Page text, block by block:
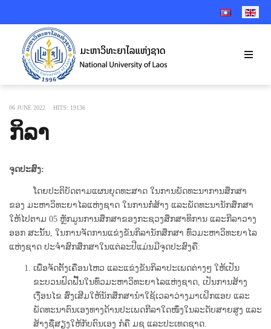
SELECT YOUR
06 JUNE 2022 HITS: 19136
ກິລາ
ຈຸດປະສົງ:
ໂດຍປະຕິບັດຕາມແຜນຍຸດທະສາດ ໃນການພັດທະນາການສຶກສາ
ຂອງ ມະຫາວິທະຍາໄລແຫ່ງຊາດ ໃນການກໍ່ສ້າງ ແລະພັດທະນານັກສຶກສາ
ໃຫ້ໄປຕາມ 05 ຫຼັກມູນການສຶກສາຂອງກະຊວງສຶກສາທິການ ແລະກີລາວາງ
ອອກ ສະນັ້ນ, ໃນການຈັດການແຂ່ງຂັນກິລານັກສຶກສາ ທົ່ວມະຫາວິທະຍາໄລ
ແຫ່ງຊາດ ປະຈຳສົກສຶກສາໃນແຕ່ລະປີແມ່ນມີຈຸດປະສົງຄື:
ເພື່ອຈັດຕັ້ງເຄື່ອນໄຫວ ແລະແຂ່ງຂັນກິລາປະເພດຕ່າງໆ ໃຫ້ເປັນ
ຂະບວນຟົດຟື້ນໃນທົ່ວມະຫາວິທະຍາໄລແຫ່ງຊາດ, ເປັນການສ້າງ
ເງື່ອນໄຂ ສົ່ງເສີມໃຫ້ນັກສຶກສານໍາໃຊ້ເວລາວ່າງມາເຝິກແອບ ແລະ
ພັດທະນາຕົນເອງທາງດ້ານປະເພດກີລາໃດໜຶ່ງໃນລະດັບສາຍສູງ ແລະ
ສ້າງຊື່ສຽງໃຫ້ກັບຕົນເອງ ກໍຄື ມຊ ແລະປະເທດຊາດ.